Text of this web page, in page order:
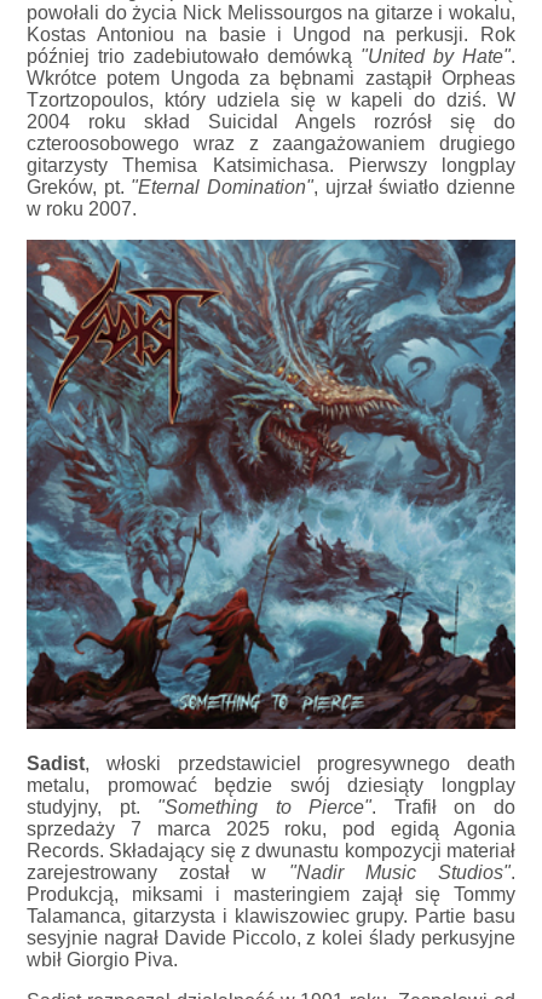
powołali do życia Nick Melissourgos na gitarze i wokalu,
Kostas Antoniou na basie i Ungod na perkusji. Rok
później trio zadebiutowało demówką "United by Hate".
Wkrótce potem Ungoda za bębnami zastąpił Orpheas
Tzortzopoulos, który udziela się w kapeli do dziś. W
2004 roku skład Suicidal Angels rozrósł się do
czteroosobowego wraz z zaangażowaniem drugiego
gitarzysty Themisa Katsimichasa. Pierwszy longplay
Greków, pt. "Eternal Domination", ujrzał światło dzienne
w roku 2007.
Sadist, włoski przedstawiciel progresywnego death
metalu, promować będzie swój dziesiąty longplay
studyjny, pt. "Something to Pierce". Trafił on do
sprzedaży 7 marca 2025 roku, pod egidą Agonia
Records. Składający się z dwunastu kompozycji materiał
zarejestrowany został w "Nadir Music Studios".
Produkcją, miksami i masteringiem zajął się Tommy
Talamanca, gitarzysta i klawiszowiec grupy. Partie basu
sesyjnie nagrał Davide Piccolo, z kolei ślady perkusyjne
wbił Giorgio Piva.